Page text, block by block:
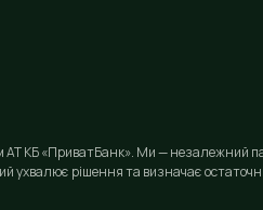
АТ КБ «ПриватБанк». Ми — незалежний
ухвалює рішення та визначає